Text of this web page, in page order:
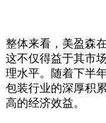
整体来看，美盈森
这不仅得益于其市
理水平。随着下半
包装行业的深厚积
高的经济效益。